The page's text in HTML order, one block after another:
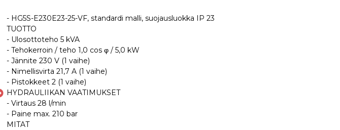
- HG5S-E230E23-25-VF, standardi malli, suojausluokka IP 23
TUOTTO
- Ulosottoteho 5 kVA
- Tehokerroin / teho 1,0 cos φ / 5,0 kW
- Jännite 230 V (1 vaihe)
- Nimellisvirta 21,7 A (1 vaihe)
- Pistokkeet 2 (1 vaihe)
HYDRAULIIKAN VAATIMUKSET
- Virtaus 28 l/min
- Paine max. 210 bar
MITAT